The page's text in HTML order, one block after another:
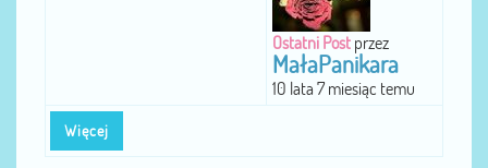
Więcej
Ostatni Post przez
MałaPanikara
10 lata 7 miesiąc temu